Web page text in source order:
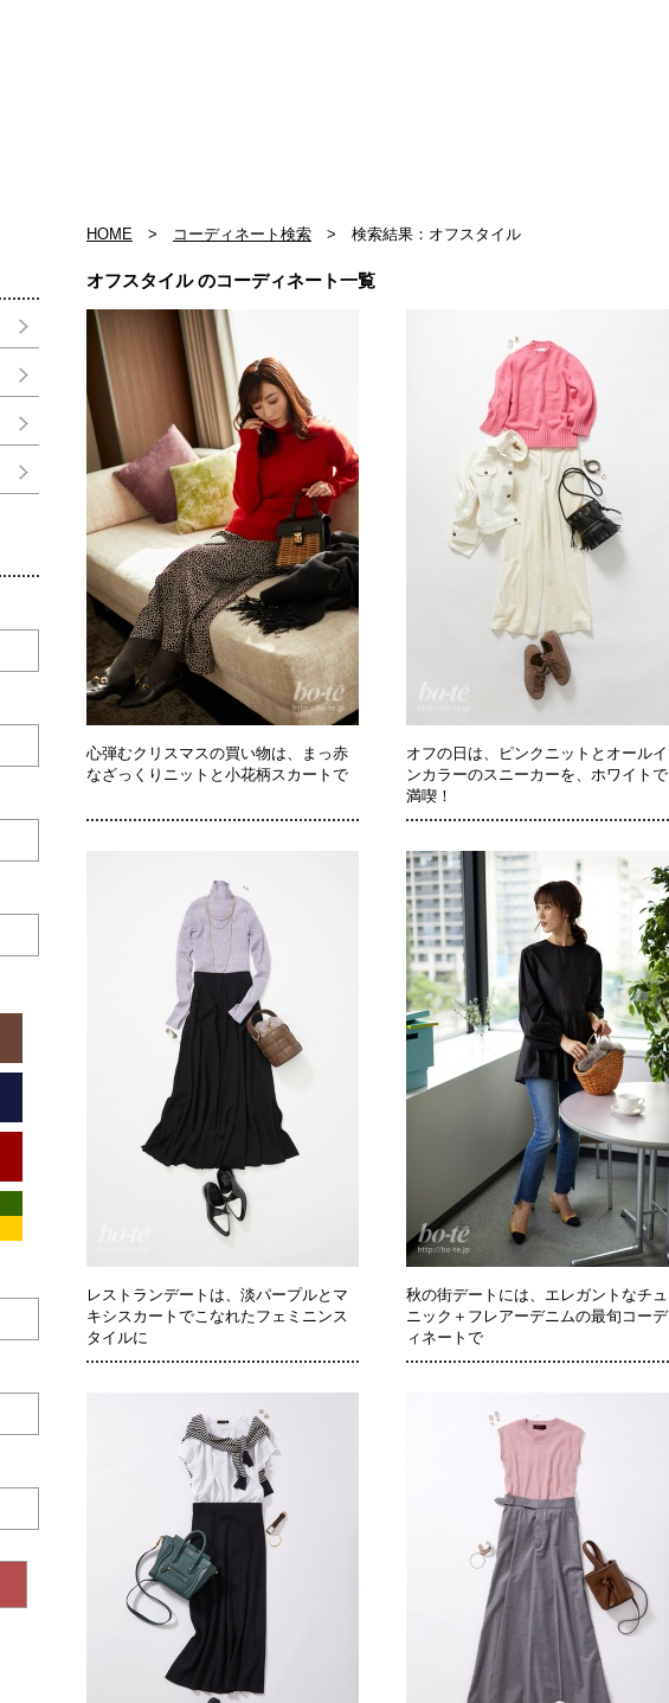
HOME > コーディネート検索 > 検索結果：オフスタイル
オフスタイル のコーディネート一覧
心弾むクリスマスの買い物は、まっ赤
なざっくりニットと小花柄スカートで
オフの日は、ピンクニットとオールイ
ンカラーのスニーカーを、ホワイトで
満喫！
レストランデートは、淡パープルとマ
キシスカートでこなれたフェミニンス
タイルに
秋の街デートには、エレガントなチュ
ニック＋フレアーデニムの最旬コーデ
ィネートで